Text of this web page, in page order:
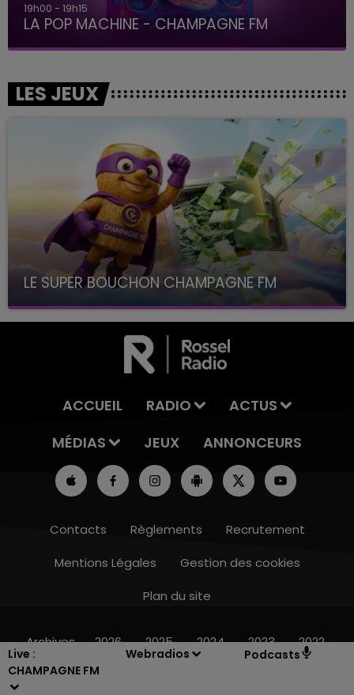
Live :
CHAMPAGNE FM
Webradios Podcasts
15h00 - 19h00
19h00 - 19h15
LA POP MACHINE - CHAMPAGNE FM
LES JEUX
LE SUPER BOUCHON CHAMPAGNE FM
avec La Famille Champagne FM, à 8H10
ACCUEIL RADIO
ACTUS
MÉDIAS
JEUX ANNONCEURS
Contacts Règlements
Recrutement
Mentions Légales
Gestion des cookies
Plan du site
Archives 2026 2025 2024 2023 2022